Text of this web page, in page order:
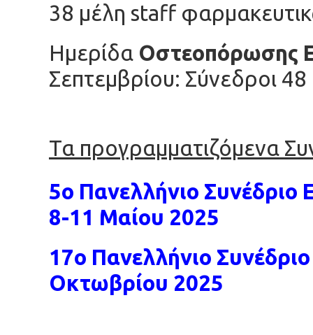
38 μέλη staff
Ημερίδα Οστεοπόρωσης
Σεπτεμβρίου: Σύνεδροι
Τα προγραμματιζόμενα
5ο Πανελλήνιο Συνέδριο
8-11 Μαίου 2025
17ο Πανελλήνιο
Οκτωβρίου 2025